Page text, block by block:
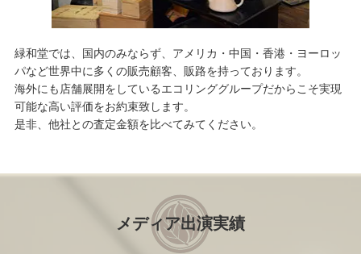
緑和堂では、国内のみならず、アメリカ・中国・香港・ヨーロッ
パなど世界中に多くの販売顧客、販路を持っております。
海外にも店舗展開をしているエコリンググループだからこそ実現
可能な高い評価をお約束致します。
是非、他社との査定金額を比べてみてください。
メディア出演実績